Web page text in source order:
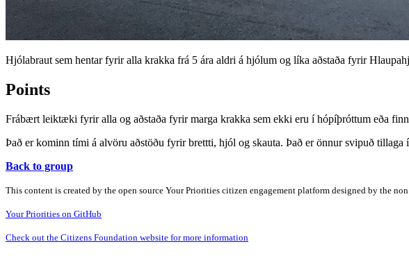
Hjólabraut sem hentar fyrir alla krakka frá 5 ára aldri á hjólum og líka aðstaða fyrir
Points
Frábært leiktæki fyrir alla og aðstaða fyrir marga krakka sem ekki eru í hópíþróttum eða
Það er kominn tími á alvöru aðstöðu fyrir brettti, hjól og skauta. Það er önnur svipuð
Back to group
This content is created by the open source Your Priorities citizen engagement platform designed by the
Your Priorities on GitHub
Check out the Citizens Foundation website for more information